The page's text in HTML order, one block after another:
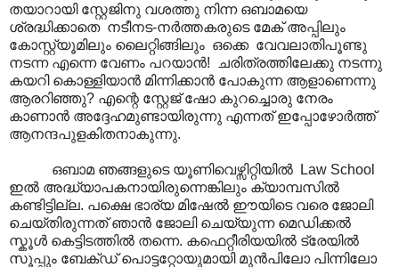
തയാറായി സ്റ്റേജിനു വശത്തു നിന്ന ഒബാമയെ
ശ്രദ്ധിക്കാതെ നടീനട-നര്‍ത്തകരുടെ മേക് അപ്പിലും
കോസ്റ്റ്യൂമിലും ലൈറ്റിങ്ങിലും ഒക്കെ വേവലാതിപൂണ്ടു
നടന്ന എന്നെ വേണം പറയാന്‍! ചരിത്രത്തിലേക്കു നടന്നു
കയറി കൊള്ളിയാന്‍ മിന്നിക്കാന്‍ പോകുന്ന ആളാണെന്നു
ആരറിഞ്ഞു? എന്റെ സ്റ്റേജ് ഷോ കുറച്ചൊരു നേരം
കാണാന്‍ അദ്ദേഹമുണ്ടായിരുന്നു എന്നത് ഇപ്പോഴോര്‍ത്ത്
ആനന്ദപുളകിതനാകുന്നു.
ഒബാമ ഞങ്ങളുടെ യൂണിവെഴ്സിറ്റിയില്‍ Law School
ഇല്‍ അദ്ധ്യാപകനായിരുന്നെങ്കിലും ക്യാമ്പസില്‍
കണ്ടിട്ടില്ല. പക്ഷെ ഭാര്യ മിഷേല്‍ ഈയിടെ വരെ ജോലി
ചെയ്തിരുന്നത് ഞാന്‍ ജോലി ചെയ്യുന്ന മെഡിക്കല്‍
സ്കൂള്‍ കെട്ടിടത്തില്‍ തന്നെ. കഫെറ്റീരിയയില്‍ ട്രേയില്‍
സൂപ്പും ബേക്ഡ് പൊട്ടറ്റോയുമായി മുന്‍പിലോ പിന്നിലോ